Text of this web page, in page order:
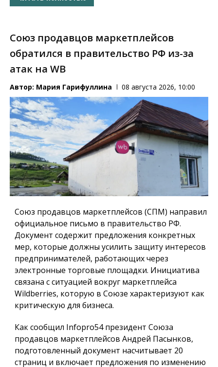
Союз продавцов маркетплейсов
обратился в правительство РФ из-за
атак на WB
Автор: Мария Гарифуллина 08 августа 2026, 10:00
Союз продавцов маркетплейсов (СПМ) направил
официальное письмо в правительство РФ.
Документ содержит предложения конкретных
мер, которые должны усилить защиту интересов
предпринимателей, работающих через
электронные торговые площадки. Инициатива
связана с ситуацией вокруг маркетплейса
Wildberries, которую в Союзе характеризуют как
критическую для бизнеса.
Как сообщил Infopro54президент Союза
продавцов маркетплейсов Андрей Пасынков,
подготовленный документ насчитывает 20
страниц и включает предложения по изменению